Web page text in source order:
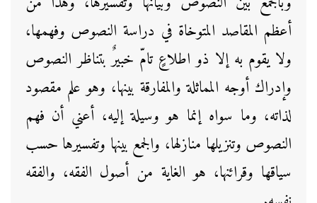
أعظم المقاصد المتوخاة في دراسة النصوص وفهمها،
ولا يقوم به إلا ذو اطلاعٍ تامّ خبيرٌ بتناظر النصوص
وإدراك أوجه المماثلة والمفارقة بينها، وهو علم مقصود
لذاته، وما سواه إنما هو وسيلة إليه، أعني أن فهم
النصوص وتنزيلها منازلها، والجمع بينها وتفسيرها حسب
سياقها وقرائنها، هو الغاية من أصول الفقه، والفقه